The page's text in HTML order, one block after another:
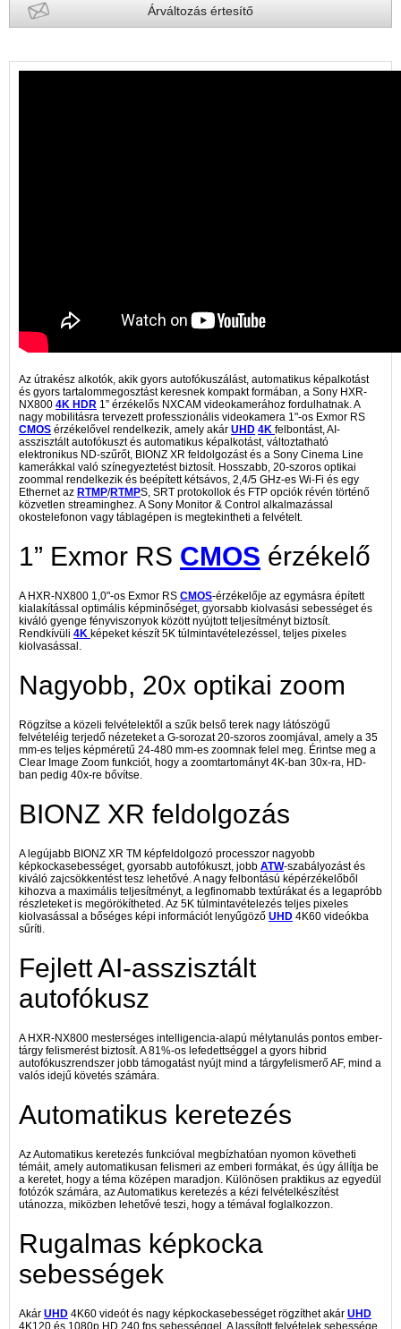
Árváltozás értesítő
Az útrakész alkotók, akik gyors autofókuszálást, automatikus képalkotást
és gyors tartalommegosztást keresnek kompakt formában, a Sony HXR-
NX800 4K HDR 1” érzékelős NXCAM videokamerához fordulhatnak. A
nagy mobilitásra tervezett professzionális videokamera 1"-os Exmor RS
CMOS érzékelővel rendelkezik, amely akár UHD 4K felbontást, AI-
asszisztált autofókuszt és automatikus képalkotást, változtatható
elektronikus ND-szűrőt, BIONZ XR feldolgozást és a Sony Cinema Line
kamerákkal való színegyeztetést biztosít. Hosszabb, 20-szoros optikai
zoommal rendelkezik és beépített kétsávos, 2,4/5 GHz-es Wi-Fi és egy
Ethernet az RTMP/RTMPS, SRT protokollok és FTP opciók révén történő
közvetlen streaminghez. A Sony Monitor & Control alkalmazással
okostelefonon vagy táblagépen is megtekintheti a felvételt.
1” Exmor RS CMOS érzékelő
A HXR-NX800 1,0"-os Exmor RS CMOS-érzékelője az egymásra épített
kialakítással optimális képminőséget, gyorsabb kiolvasási sebességet és
kiváló gyenge fényviszonyok között nyújtott teljesítményt biztosít.
Rendkívüli 4K képeket készít 5K túlmintavételezéssel, teljes pixeles
kiolvasással.
Nagyobb, 20x optikai zoom
Rögzítse a közeli felvételektől a szűk belső terek nagy látószögű
felvételéig terjedő nézeteket a G-sorozat 20-szoros zoomjával, amely a 35
mm-es teljes képméretű 24-480 mm-es zoomnak felel meg. Érintse meg a
Clear Image Zoom funkciót, hogy a zoomtartományt 4K-ban 30x-ra, HD-
ban pedig 40x-re bővítse.
BIONZ XR feldolgozás
A legújabb BIONZ XR TM képfeldolgozó processzor nagyobb
képkockasebességet, gyorsabb autofókuszt, jobb ATW-szabályozást és
kiváló zajcsökkentést tesz lehetővé. A nagy felbontású képérzékelőből
kihozva a maximális teljesítményt, a legfinomabb textúrákat és a legapróbb
részleteket is megörökítheted. Az 5K túlmintavételezés teljes pixeles
kiolvasással a bőséges képi információt lenyűgöző UHD 4K60 videókba
sűríti.
Fejlett AI-asszisztált
autofókusz
A HXR-NX800 mesterséges intelligencia-alapú mélytanulás pontos ember-
tárgy felismerést biztosít. A 81%-os lefedettséggel a gyors hibrid
autofókuszrendszer jobb támogatást nyújt mind a tárgyfelismerő AF, mind a
valós idejű követés számára.
Automatikus keretezés
Az Automatikus keretezés funkcióval megbízhatóan nyomon követheti
témáit, amely automatikusan felismeri az emberi formákat, és úgy állítja be
a keretet, hogy a téma középen maradjon. Különösen praktikus az egyedül
fotózók számára, az Automatikus keretezés a kézi felvételkészítést
utánozza, miközben lehetővé teszi, hogy a témával foglalkozzon.
Rugalmas képkocka
sebességek
Akár UHD 4K60 videót és nagy képkockasebességet rögzíthet akár UHD
4K120 és 1080p HD 240 fps sebességgel. A lassított felvételek sebessége